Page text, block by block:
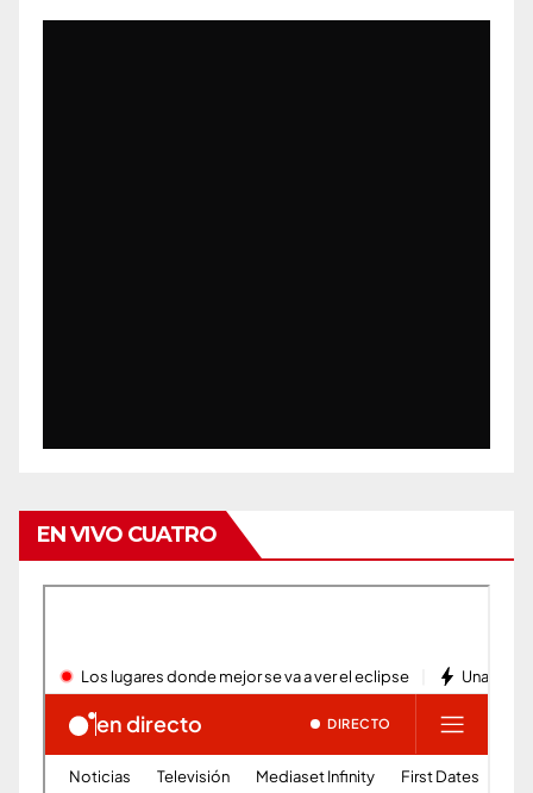
EN VIVO CUATRO